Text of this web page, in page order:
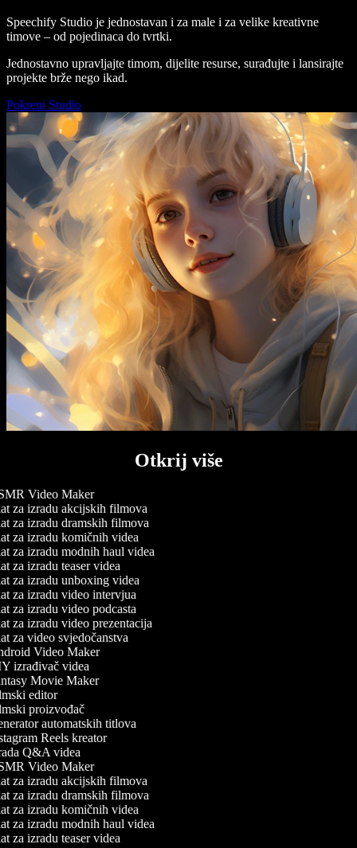
Speechify Studio je jednostavan i za male i za velike kreativne
timove – od pojedinaca do tvrtki.
Jednostavno upravljajte timom, dijelite resurse, surađujte i lansirajte
projekte brže nego ikad.
Pokreni Studio
Otkrij više
Video Maker
za izradu akcijskih filmova
za izradu dramskih filmova
za izradu komičnih videa
za izradu modnih haul videa
za izradu teaser videa
za izradu unboxing videa
za izradu video intervjua
za izradu video podcasta
za izradu video prezentacija
za video svjedočanstva
Video Maker
izrađivač videa
Movie Maker
editor
proizvođač
automatskih titlova
Reels kreator
Q&A videa
Video Maker
za izradu akcijskih filmova
za izradu dramskih filmova
za izradu komičnih videa
za izradu modnih haul videa
za izradu teaser videa